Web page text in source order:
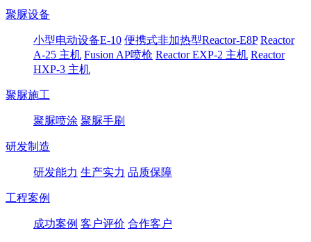
聚脲设备
小型电动设备E-10 便携式非加热型Reactor-E8P Reactor
A-25 主机 Fusion AP喷枪 Reactor EXP-2 主机 Reactor
HXP-3 主机
聚脲施工
聚脲喷涂 聚脲手刷
研发制造
研发能力 生产实力 品质保障
工程案例
成功案例 客户评价 合作客户